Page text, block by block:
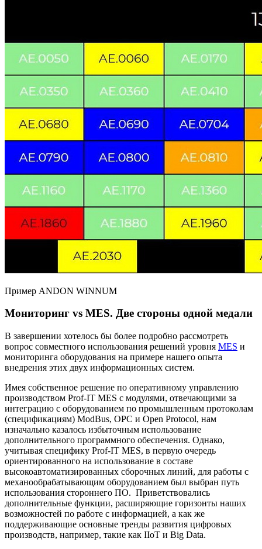
Пример ANDON WINNUM
Мониторинг vs MES. Две стороны одной медали
В завершении хотелось бы более подробно рассмотреть
вопрос совместного использования решений уровня MES и
мониторинга оборудования на примере нашего опыта
внедрения этих двух информационных систем.
Имея собственное решение по оперативному управлению
производством Prof-IT MES с модулями, отвечающими за
интеграцию с оборудованием по промышленным протоколам
(спецификациям) ModBus, OPC и Open Protocol, нам
изначально казалось избыточным использование
дополнительного программного обеспечения. Однако,
учитывая специфику Prof-IT MES, в первую очередь
ориентированного на использование в составе
высокоавтоматизированных сборочных линий, для работы с
механообрабатывающим оборудованием был выбран путь
использования стороннего ПО. Приветствовались
дополнительные функции, расширяющие горизонты наших
возможностей по работе с информацией, а как же
поддерживающие основные тренды развития цифровых
производств, например, такие как IIoT и Big Data.